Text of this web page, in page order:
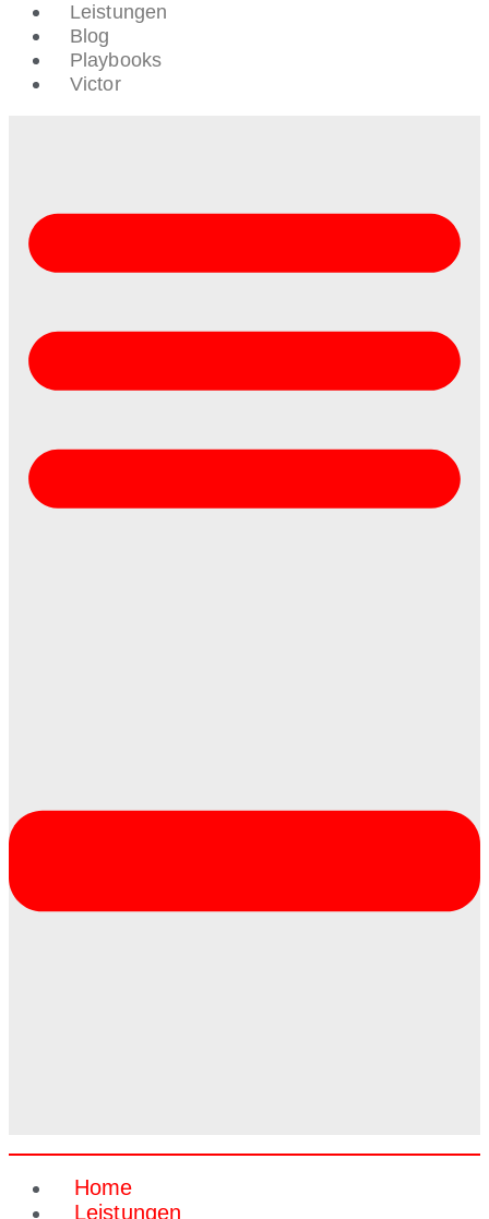
Leistungen
Blog
Playbooks
Victor
Home
Leistungen